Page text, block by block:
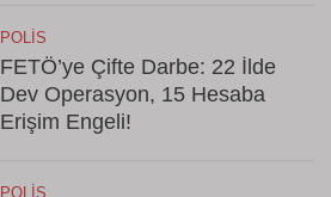
POLIS
FETÖ’ye Çifte Darbe: 22 İlde
Dev Operasyon, 15 Hesaba
Erişim Engeli!
POLIS